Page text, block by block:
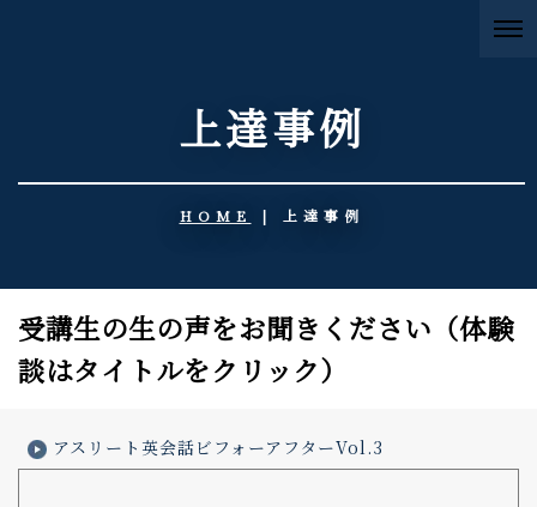
上達事例
HOME | 上達事例
受講生の生の声をお聞きください（体験
談はタイトルをクリック）
アスリート英会話ビフォーアフターVol.3